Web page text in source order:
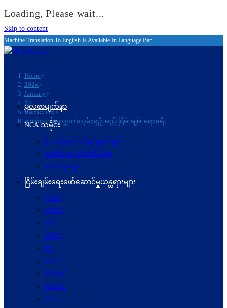
Loading, Please wait...
Skip to content
Machine Translation To English Is Available In Language Bar
Home>
2024>
January>
3>
ဆောင်းပါး>
ဆက်လက်လျှောက်လှမ်းရဦးမည့် ငြိမ်းချမ်းရေးခရီး
မူလစာမျက်နှာ
NCA သမိုင်း
ဦးတည်ချက်နှင့်ရည်ရွယ်ချက်
အထိမ်းအမှတ်တံဆိပ်များ
ဆောင်ပုဒ်များ
ငြိမ်းချမ်းရေးဖော်‌ဆောင်မှုယန္တရားများ
UPCC
UPWC
MPC
NRPC
PC
NSPCC
NSPWC
NSPNC
NSPC